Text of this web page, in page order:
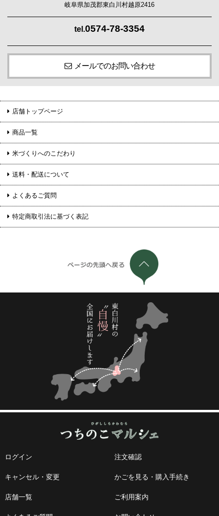
岐阜県加茂郡東白川村越原2416
tel.0574-78-3354
メールでのお問い合わせ
店舗トップページ
商品一覧
米づくりへのこだわり
送料・配送について
よくあるご質問
特定商取引法に基づく表記
ログイン 注文確認
キャンセル・変更 かごを見る・購入手続き
店舗一覧 ご利用案内